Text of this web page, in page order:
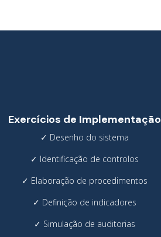
Exercícios de Implementação
✓ Desenho do sistema
✓ Identificação de controlos
✓ Elaboração de procedimentos
✓ Definição de indicadores
✓ Simulação de auditorias